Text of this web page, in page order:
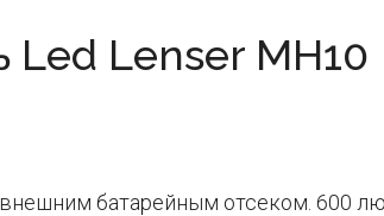
Lenser MH10
батарейным отсеком. 600